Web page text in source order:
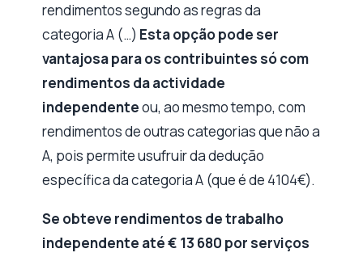
rendimentos segundo as regras da
categoria A (…) Esta opção pode ser
vantajosa para os contribuintes só com
rendimentos da actividade
independenteou, ao mesmo tempo, com
rendimentos de outras categorias que não a
A, pois permite usufruir da dedução
específica da categoria A (que é de 4104€).
Se obteve rendimentos de trabalho
independente até € 13 680 por serviços